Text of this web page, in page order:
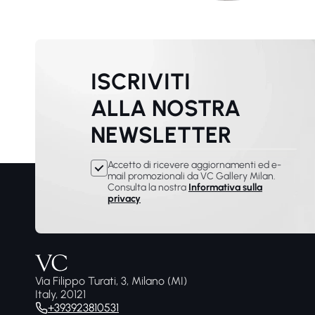
ISCRIVITI
ALLA NOSTRA
NEWSLETTER
Accetto di ricevere aggiornamenti ed e-
mail promozionali da VC Gallery Milan.
Consulta la nostra Informativa sulla
privacy
Via Filippo Turati, 3, Milano (MI)
Italy, 20121
+393923810531